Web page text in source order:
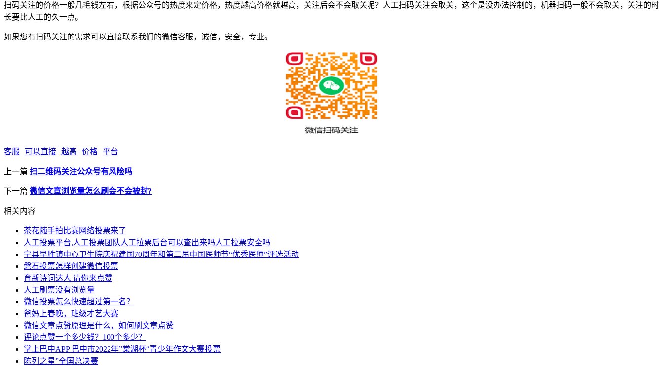
扫码关注的价格一般几毛钱左右，根据公众号的热度来定价格，热度越高价格就越高，关注后会不会取关呢？人工扫码关注会取关，这个是没办法控制的，机器扫码一般不会取关，关注的时
长要比人工的久一点。
如果您有扫码关注的需求可以直接联系我们的微信客服，诚信，安全，专业。
客服 可以直接 越高 价格 平台
上一篇 扫二维码关注公众号有风险吗
下一篇 微信文章浏览量怎么刷会不会被封?
相关内容
茶花随手拍比赛网络投票来了
人工投票平台,人工投票团队人工拉票后台可以查出来吗人工拉票安全吗
宁县早胜镇中心卫生院庆祝建国70周年和第二届中国医师节“优秀医师”评选活动
磐石投票怎样创建微信投票
育新诗词达人 请你来点赞
人工刷票没有浏览量
微信投票怎么快速超过第一名？
爸妈上春晚，班级才艺大赛
微信文章点赞原理是什么，如何刷文章点赞
评论点赞一个多少钱？100个多少？
掌上巴中APP 巴中市2022年”棠湖杯“青少年作文大赛投票
陈列之星”全国总决赛